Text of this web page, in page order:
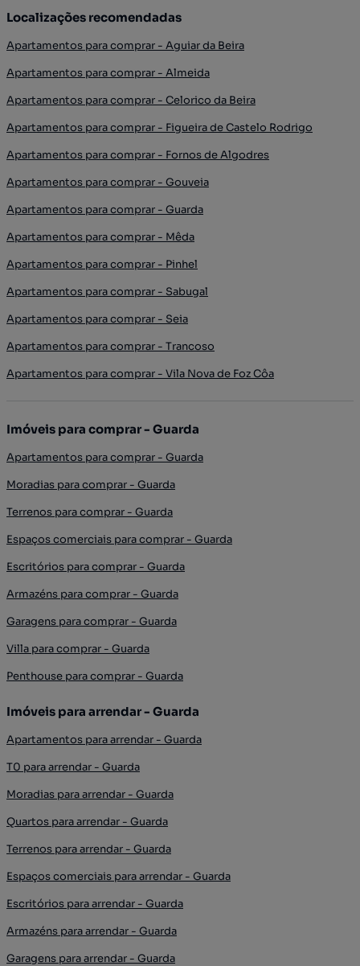
Localizações recomendadas
Apartamentos para comprar - Aguiar da Beira
Apartamentos para comprar - Almeida
Apartamentos para comprar - Celorico da Beira
Apartamentos para comprar - Figueira de Castelo Rodrigo
Apartamentos para comprar - Fornos de Algodres
Apartamentos para comprar - Gouveia
Apartamentos para comprar - Guarda
Apartamentos para comprar - Mêda
Apartamentos para comprar - Pinhel
Apartamentos para comprar - Sabugal
Apartamentos para comprar - Seia
Apartamentos para comprar - Trancoso
Apartamentos para comprar - Vila Nova de Foz Côa
Imóveis para comprar - Guarda
Apartamentos para comprar - Guarda
Moradias para comprar - Guarda
Terrenos para comprar - Guarda
Espaços comerciais para comprar - Guarda
Escritórios para comprar - Guarda
Armazéns para comprar - Guarda
Garagens para comprar - Guarda
Villa para comprar - Guarda
Penthouse para comprar - Guarda
Imóveis para arrendar - Guarda
Apartamentos para arrendar - Guarda
T0 para arrendar - Guarda
Moradias para arrendar - Guarda
Quartos para arrendar - Guarda
Terrenos para arrendar - Guarda
Espaços comerciais para arrendar - Guarda
Escritórios para arrendar - Guarda
Armazéns para arrendar - Guarda
Garagens para arrendar - Guarda